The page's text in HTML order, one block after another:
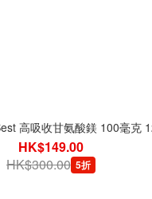
高吸收甘氨酸鎂 100毫克
HK$149.00
HK$300.00 5折